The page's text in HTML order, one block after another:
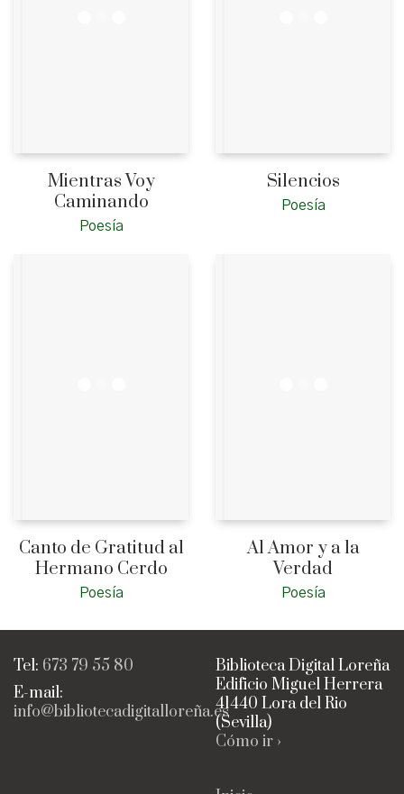
Mientras Voy
Caminando
Poesía
Silencios
Poesía
Canto de Gratitud al
Hermano Cerdo
Poesía
Al Amor y a la
Verdad
Poesía
Tel: 673 79 55 80
E-mail:
info@bibliotecadigitalloreña.es
Biblioteca Digital Loreña
Edificio Miguel Herrera
41440 Lora del Rio
(Sevilla)
Cómo ir ›